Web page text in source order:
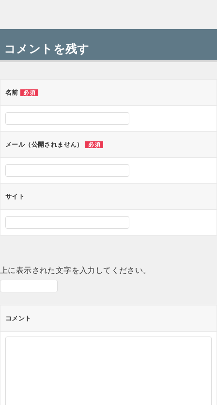
投
稿
ナ
ゲ
シ
ョ
コメントを残す
名前 必須
メール（公開されません） 必須
サイト
上に表示された文字を入力してください。
コメント